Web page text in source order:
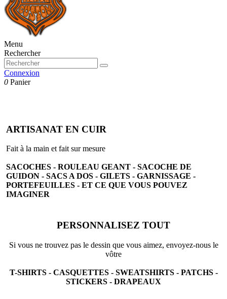
Menu
Rechercher
Connexion
0 Panier
ARTISANAT EN CUIR
Fait à la main et fait sur mesure
SACOCHES - ROULEAU GEANT - SACOCHE DE
GUIDON - SACS A DOS - GILETS - GARNISSAGE -
PORTEFEUILLES - ET CE QUE VOUS POUVEZ
IMAGINER
PERSONNALISEZ TOUT
Si vous ne trouvez pas le dessin que vous aimez, envoyez-nous le
vôtre
T-SHIRTS - CASQUETTES - SWEATSHIRTS - PATCHS -
STICKERS - DRAPEAUX